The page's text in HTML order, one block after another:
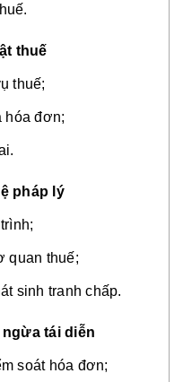
thuế
thuế;
hóa đơn;
pháp lý
quan thuế;
sinh tranh chấp.
tái diễn
soát hóa đơn;